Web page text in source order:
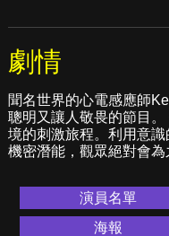
劇情
聞名世界的心電感應師
聰明又讓人敬畏的節目
境的刺激旅程。利用意
機密潛能，觀眾絕對會為
演員名單
海報